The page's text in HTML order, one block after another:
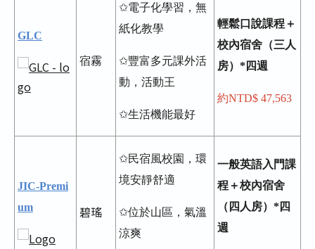
GLC
宿霧
✩電子化學習，無
紙化教學
✩豐富多元課外活
動，活動王
✩生活機能最好
輕鬆口說課程＋
校內宿舍（三人
房）*四週
約NTD$ 47,563
JIC-Premi
um
碧瑤
✩民宿風校園，環
境安靜舒適
✩位於山區，氣溫
涼爽
一般英語入門課
程＋校內宿舍
（四人房）*四
週